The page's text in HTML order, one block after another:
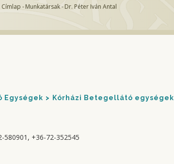
Címlap -Munkatársak-Dr. Péter Iván Antal
Egységek
Kórházi Betegellátó egységek
580901, +36-72-352545